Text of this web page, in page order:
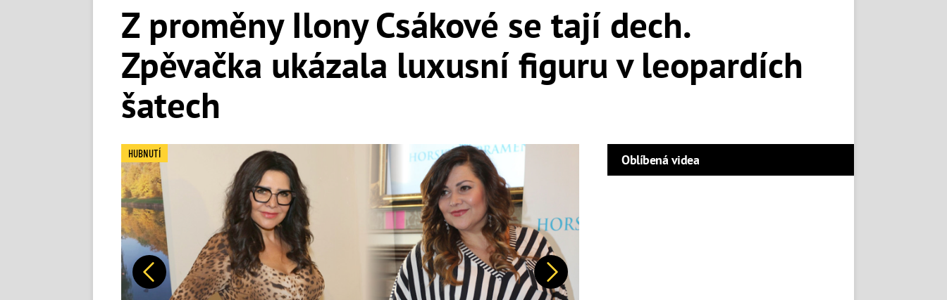
Z proměny Ilony Csákové se tají dech.
Zpěvačka ukázala luxusní figuru v leopardích
šatech
Předchozí Další
HUBNUTÍ Oblíbená videa